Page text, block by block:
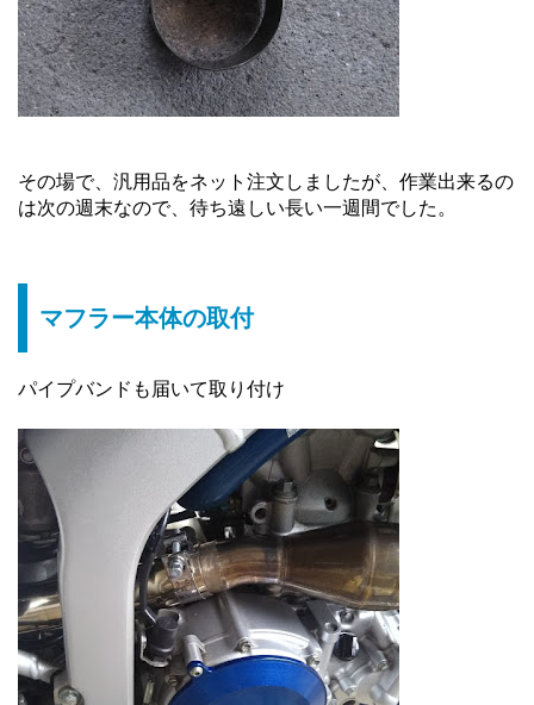
その場で、汎用品をネット注文しましたが、作業出来るの
は次の週末なので、待ち遠しい長い一週間でした。
マフラー本体の取付
パイプバンドも届いて取り付け